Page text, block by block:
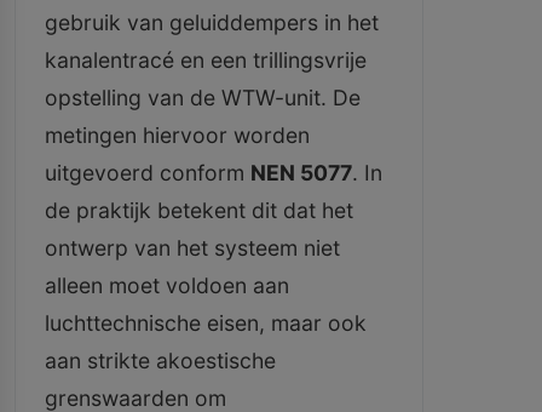
gebruik van geluiddempers in het
kanalentracé en een trillingsvrije
opstelling van de WTW-unit. De
metingen hiervoor worden
uitgevoerd conform NEN 5077. In
de praktijk betekent dit dat het
ontwerp van het systeem niet
alleen moet voldoen aan
luchttechnische eisen, maar ook
aan strikte akoestische
grenswaarden om